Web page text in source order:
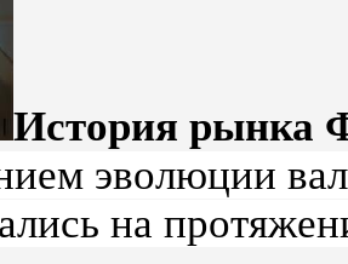
История рынка
эволюции
на